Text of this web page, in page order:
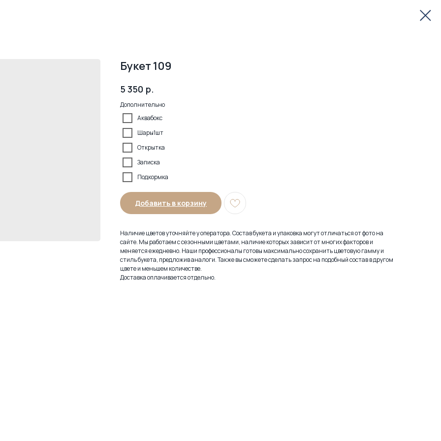
Букет 109
5 350 р.
Дополнительно
Аквабокс
Шары1шт
Открытка
Записка
Подкормка
Добавить в корзину
Наличие цветов уточняйте у оператора. Состав букета и упаковка могут отличаться от фото на
сайте. Мы работаем с сезонными цветами, наличие которых зависит от многих факторов и
меняется ежедневно. Наши профессионалы готовы максимально сохранить цветовую гамму и
стиль букета, предложив аналоги. Также вы сможете сделать запрос на подобный состав в другом
цвете и меньшем количестве.
Доставка оплачивается отдельно.